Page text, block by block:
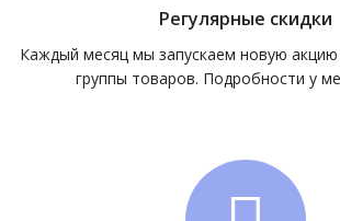
Регулярные скидки
Каждый месяц мы запускаем новую
группы товаров. Подробности у